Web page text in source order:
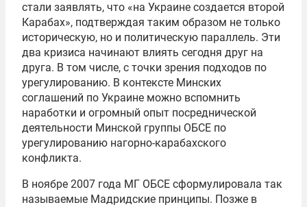
стали заявлять, что «на Украине создается второй
Карабах», подтверждая таким образом не только
историческую, но и политическую параллель. Эти
два кризиса начинают влиять сегодня друг на
друга. В том числе, с точки зрения подходов по
урегулированию. В контексте Минских
соглашений по Украине можно вспомнить
наработки и огромный опыт посреднической
деятельности Минской группы ОБСЕ по
урегулированию нагорно-карабахского
конфликта.
В ноябре 2007 года МГ ОБСЕ сформулировала так
называемые Мадридские принципы. Позже в